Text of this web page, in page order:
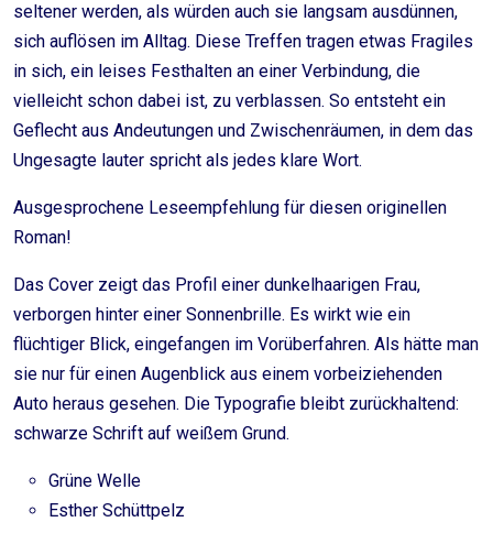
seltener werden, als würden auch sie langsam ausdünnen,
sich auflösen im Alltag. Diese Treffen tragen etwas Fragiles
in sich, ein leises Festhalten an einer Verbindung, die
vielleicht schon dabei ist, zu verblassen. So entsteht ein
Geflecht aus Andeutungen und Zwischenräumen, in dem das
Ungesagte lauter spricht als jedes klare Wort.
Ausgesprochene Leseempfehlung für diesen originellen
Roman!
Das Cover zeigt das Profil einer dunkelhaarigen Frau,
verborgen hinter einer Sonnenbrille. Es wirkt wie ein
flüchtiger Blick, eingefangen im Vorüberfahren. Als hätte man
sie nur für einen Augenblick aus einem vorbeiziehenden
Auto heraus gesehen. Die Typografie bleibt zurückhaltend:
schwarze Schrift auf weißem Grund.
Grüne Welle
Esther Schüttpelz